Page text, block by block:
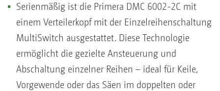
Serienmäßig ist die Primera DMC 6002-2C mit
einem Verteilerkopf mit der Einzelreihenschaltung
MultiSwitch ausgestattet. Diese Technologie
ermöglicht die gezielte Ansteuerung und
Abschaltung einzelner Reihen – ideal für Keile,
Vorgewende oder das Säen im doppelten oder